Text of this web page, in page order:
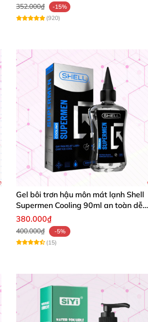
352.000₫
-15%
(920)
Gel bôi trơn hậu môn mát lạnh Shell
Supermen Cooling 90ml an toàn dễ
dùng
380.000₫
400.000₫
-5%
(15)